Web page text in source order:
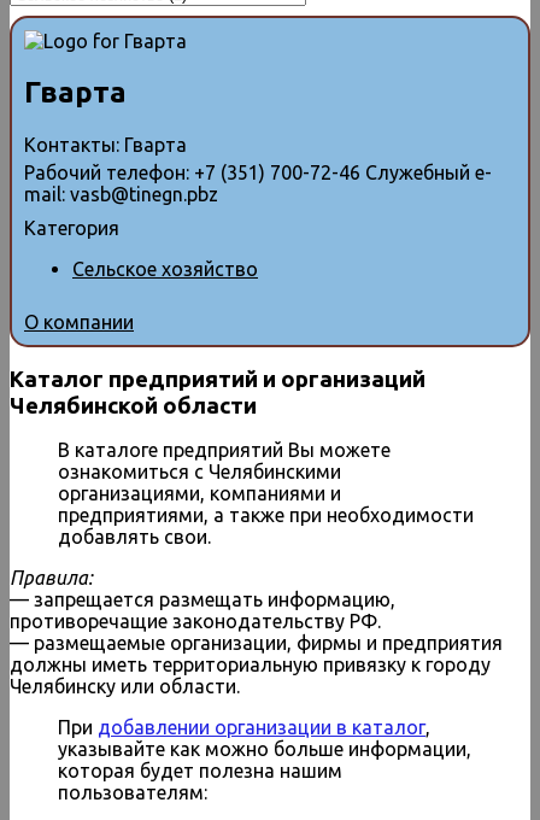
Гварта
Контакты: Гварта
Рабочий телефон: +7 (351) 700-72-46 Служебный e-
mail: vasb@tinegn.pbz
Категория
Сельское хозяйство
О компании
Каталог предприятий и организаций
Челябинской области
В каталоге предприятий Вы можете
ознакомиться с Челябинскими
организациями, компаниями и
предприятиями, а также при необходимости
добавлять свои.
Правила:
— запрещается размещать информацию,
противоречащие законодательству РФ.
— размещаемые организации, фирмы и предприятия
должны иметь территориальную привязку к городу
Челябинску или области.
При добавлении организации в каталог,
указывайте как можно больше информации,
которая будет полезна нашим
пользователям: